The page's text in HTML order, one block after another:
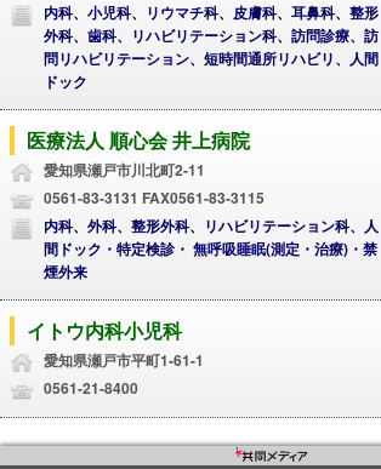
内科、小児科、リウマチ科、皮膚科、耳鼻科、整形
外科、歯科、リハビリテーション科、訪問診療、訪
問リハビリテーション、短時間通所リハビリ、人間
ドック
医療法人 順心会 井上病院
愛知県瀬戸市川北町2-11
0561-83-3131 FAX0561-83-3115
内科、外科、整形外科、リハビリテーション科、人
間ドック・特定検診・ 無呼吸睡眠(測定・治療)・禁
煙外来
イトウ内科小児科
愛知県瀬戸市平町1-61-1
0561-21-8400